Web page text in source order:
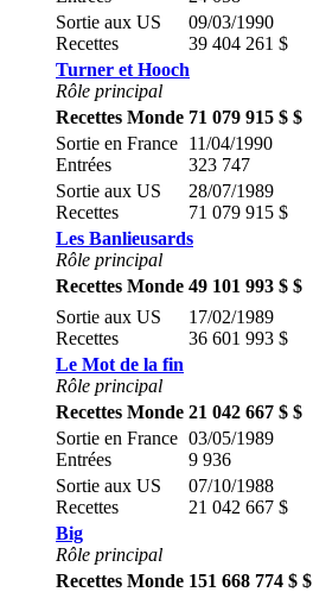
Sortie aux US
Recettes
09/03/1990
39 404 261 $
Turner et Hooch
Rôle principal
Recettes Monde 71 079 915 $ $
Sortie en France
Entrées
11/04/1990
323 747
Sortie aux US
Recettes
28/07/1989
71 079 915 $
Les Banlieusards
Rôle principal
Recettes Monde 49 101 993 $ $
Sortie aux US
Recettes
17/02/1989
36 601 993 $
Le Mot de la fin
Rôle principal
Recettes Monde 21 042 667 $ $
Sortie en France
Entrées
03/05/1989
9 936
Sortie aux US
Recettes
07/10/1988
21 042 667 $
Big
Rôle principal
Recettes Monde 151 668 774 $ $